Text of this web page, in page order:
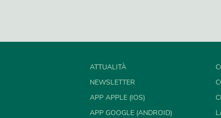
ATTUALITÀ
NEWSLETTER
APP APPLE (IOS)
APP GOOGLE (ANDROID)